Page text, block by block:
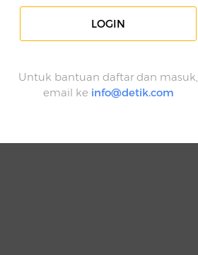
LOGIN
Untuk bantuan daftar dan masuk,
email ke info@detik.com